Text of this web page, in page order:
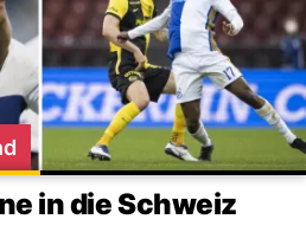
in die Schweiz